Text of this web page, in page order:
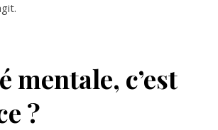
mentale, c’est
?